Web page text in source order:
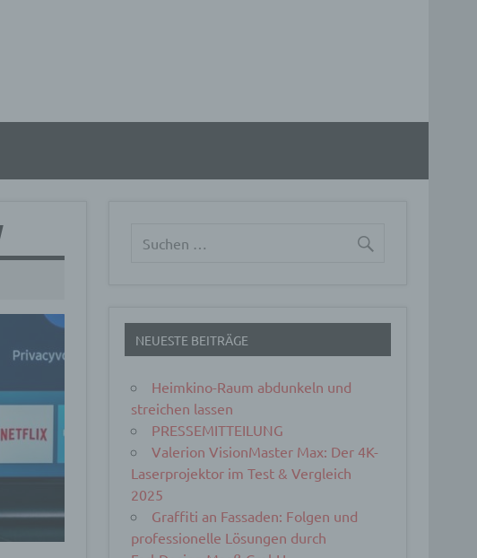
NEUESTE BEITRÄGE
Heimkino-Raum abdunkeln und
streichen lassen
PRESSEMITTEILUNG
Valerion VisionMaster Max: Der 4K-
Laserprojektor im Test & Vergleich
2025
Graffiti an Fassaden: Folgen und
professionelle Lösungen durch